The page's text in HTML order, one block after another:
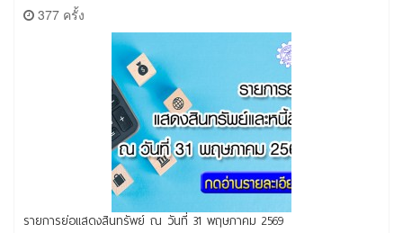
377 ครั้ง
รายการย่อแสดงสินทรัพย์ ณ วันที่ 31 พฤษภาคม 2569